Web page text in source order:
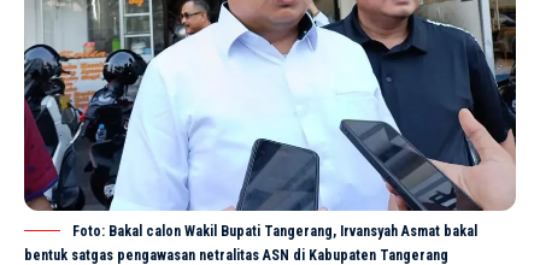
Foto: Bakal calon Wakil Bupati Tangerang, Irvansyah Asmat bakal
bentuk satgas pengawasan netralitas ASN di Kabupaten Tangerang